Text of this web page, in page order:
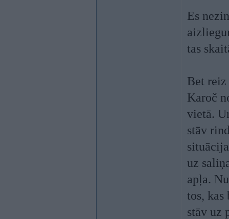
Es
tas
Bet
Karoč
vietā.
stāv
uz
apļa.
tos, kas
stāv uz